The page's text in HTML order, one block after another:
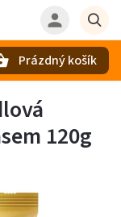
Prázdný košík
120g